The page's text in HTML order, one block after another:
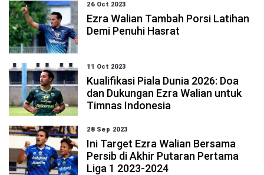
26 Oct 2023
Ezra Walian Tambah Porsi Latihan
Demi Penuhi Hasrat
11 Oct 2023
Kualifikasi Piala Dunia 2026: Doa
dan Dukungan Ezra Walian untuk
Timnas Indonesia
28 Sep 2023
Ini Target Ezra Walian Bersama
Persib di Akhir Putaran Pertama
Liga 1 2023-2024